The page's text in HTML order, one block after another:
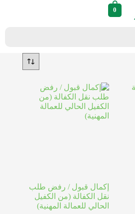
0
إكمال قبول / رفض طلب
نقل الكفالة (من الكفيل
الحالي للعمالة المهنية)